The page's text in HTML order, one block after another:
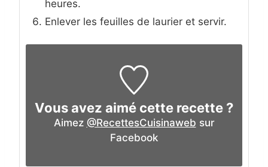
heures.
Enlever les feuilles de laurier et servir.
Vous avez aimé cette recette ?
Aimez @RecettesCuisinaweb sur
Facebook